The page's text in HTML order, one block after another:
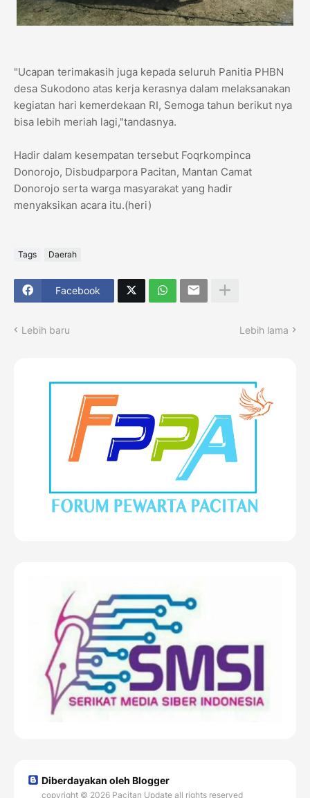
"Ucapan terimakasih juga kepada seluruh Panitia PHBN
desa Sukodono atas kerja kerasnya dalam melaksanakan
kegiatan hari kemerdekaan RI, Semoga tahun berikut nya
bisa lebih meriah lagi,"tandasnya.
Hadir dalam kesempatan tersebut Foqrkompinca
Donorojo, Disbudparpora Pacitan, Mantan Camat
Donorojo serta warga masyarakat yang hadir
menyaksikan acara itu.(heri)
Tags Daerah
Facebook
Lebih baru Lebih lama
Diberdayakan oleh Blogger
copyright © 2026 Pacitan Update all rights reserved